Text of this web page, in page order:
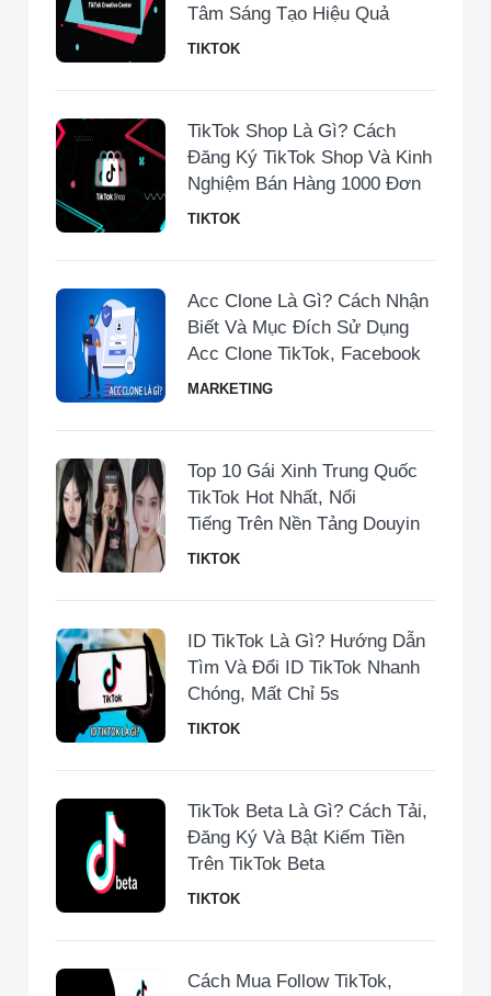
Tâm Sáng Tạo Hiệu Quả
TIKTOK
TikTok Shop Là Gì? Cách
Đăng Ký TikTok Shop Và Kinh
Nghiệm Bán Hàng 1000 Đơn
TIKTOK
Acc Clone Là Gì? Cách Nhận
Biết Và Mục Đích Sử Dụng
Acc Clone TikTok, Facebook
MARKETING
Top 10 Gái Xinh Trung Quốc
TikTok Hot Nhất, Nổi
Tiếng Trên Nền Tảng Douyin
TIKTOK
ID TikTok Là Gì? Hướng Dẫn
Tìm Và Đổi ID TikTok Nhanh
Chóng, Mất Chỉ 5s
TIKTOK
TikTok Beta Là Gì? Cách Tải,
Đăng Ký Và Bật Kiếm Tiền
Trên TikTok Beta
TIKTOK
Cách Mua Follow TikTok,